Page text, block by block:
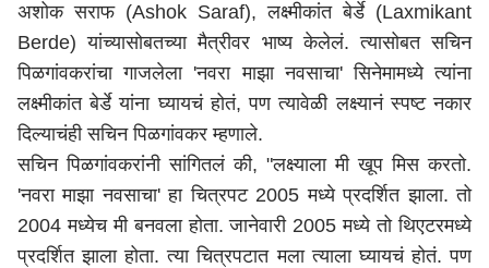
अशोक सराफ (Ashok Saraf), लक्ष्मीकांत बेर्डे (Laxmikant
Berde) यांच्यासोबतच्या मैत्रीवर भाष्य केलेलं. त्यासोबत सचिन
पिळगांवकरांचा गाजलेला 'नवरा माझा नवसाचा' सिनेमामध्ये त्यांना
लक्ष्मीकांत बेर्डे यांना घ्यायचं होतं, पण त्यावेळी लक्ष्यानं स्पष्ट नकार
दिल्याचंही सचिन पिळगांवकर म्हणाले.
सचिन पिळगांवकरांनी सांगितलं की, "लक्ष्याला मी खूप मिस करतो.
'नवरा माझा नवसाचा' हा चित्रपट 2005 मध्ये प्रदर्शित झाला. तो
2004 मध्येच मी बनवला होता. जानेवारी 2005 मध्ये तो थिएटरमध्ये
प्रदर्शित झाला होता. त्या चित्रपटात मला त्याला घ्यायचं होतं. पण